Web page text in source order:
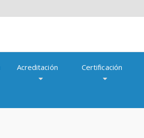
Acreditación Certificación